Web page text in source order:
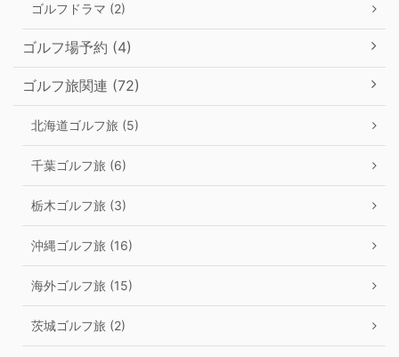
ゴルフドラマ (2)
ゴルフ場予約 (4)
ゴルフ旅関連 (72)
北海道ゴルフ旅 (5)
千葉ゴルフ旅 (6)
栃木ゴルフ旅 (3)
沖縄ゴルフ旅 (16)
海外ゴルフ旅 (15)
茨城ゴルフ旅 (2)